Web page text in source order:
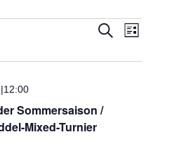
Suche
Liste
Sommersaison /
Mixed-Turnier